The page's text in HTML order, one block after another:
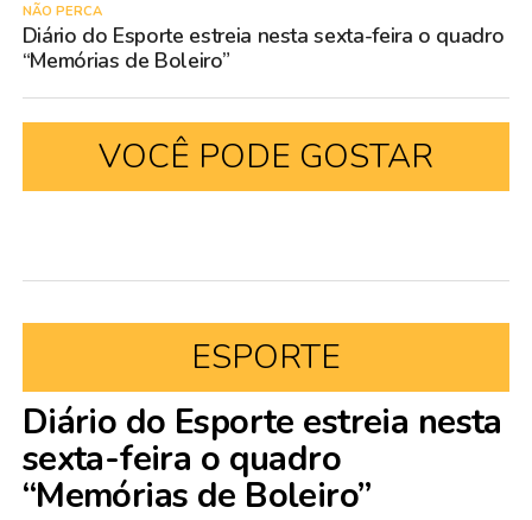
NÃO PERCA
Diário do Esporte estreia nesta sexta-feira o quadro
“Memórias de Boleiro”
VOCÊ PODE GOSTAR
ESPORTE
Diário do Esporte estreia nesta
sexta-feira o quadro
“Memórias de Boleiro”